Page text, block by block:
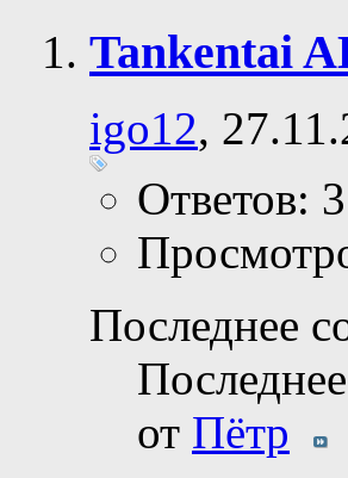
Tankentai
igo12,
Ответов: 3
Последнее
от Пётр